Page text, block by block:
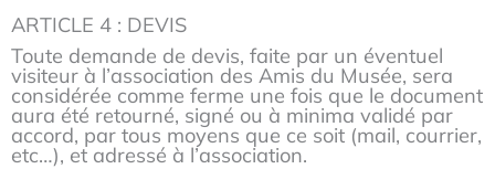
ARTICLE 4 : DEVIS
Toute demande de devis, faite par un éventuel
visiteur à l’association des Amis du Musée, sera
considérée comme ferme une fois que le document
aura été retourné, signé ou à minima validé par
accord, par tous moyens que ce soit (mail, courrier,
etc…), et adressé à l’association.